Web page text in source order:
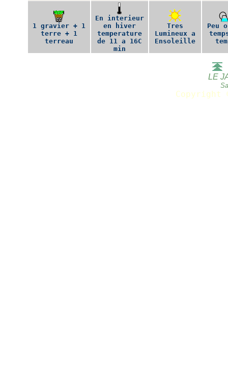
1 gravier + 1
terre + 1
terreau
En interieur
en hiver
temperature
de 11 a 16C
min
Tres
Lumineux a
Ensoleille
Peu
LE
Copyright